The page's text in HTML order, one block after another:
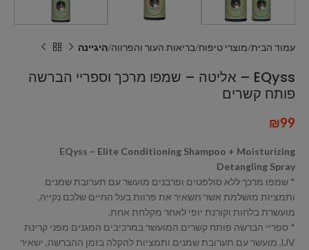
עמוד הבית מוצרי טיפוח בריאות העור והפרווה היגיינה
EQyss – אליטה – שמפו מרכך וספריי הברשה
פותח קשרים
₪99
EQyss – Elite Conditioning Shampoo + Moisturizing
Detangling Spray
* שמפו מרכך ללא סולפטים ופרבנים מועשר עם תערובת שמנים
ותמציות מושלמת אשר תשאיר את פרוות בעל החיים שלכם נקייה,
מועשרת בלחות וקורנת יופי לאחר מקלחת אחת.
* ספריי הברשה פותח קשרים המועשר במרכיבים המגנים מפני קרינת
UV, מועשר עם תערובת שמנים ותמציות להקלה בזמן ההברשה, ישאיר